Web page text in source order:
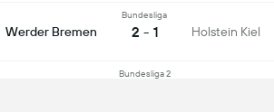
Werder Bremen
Bundesliga
2 - 1 Holstein Kiel
Bundesliga 2